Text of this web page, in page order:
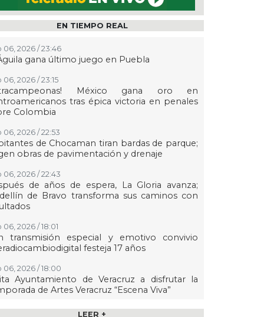
EN TIEMPO REAL
06, 2026 / 23:46
gana último juego en Puebla
06, 2026 / 23:15
México gana oro en
tras épica victoria en penales
Colombia
06, 2026 / 22:53
de Chocaman tiran bardas de parque;
obras de pavimentación y drenaje
06, 2026 / 22:43
de años de espera, La Gloria avanza;
de Bravo transforma sus caminos con
06, 2026 / 18:01
transmisión especial y emotivo convivio
festeja 17 años
06, 2026 / 18:00
Ayuntamiento de Veracruz a disfrutar la
de Artes Veracruz “Escena Viva”
06, 2026 / 16:56 LEER +